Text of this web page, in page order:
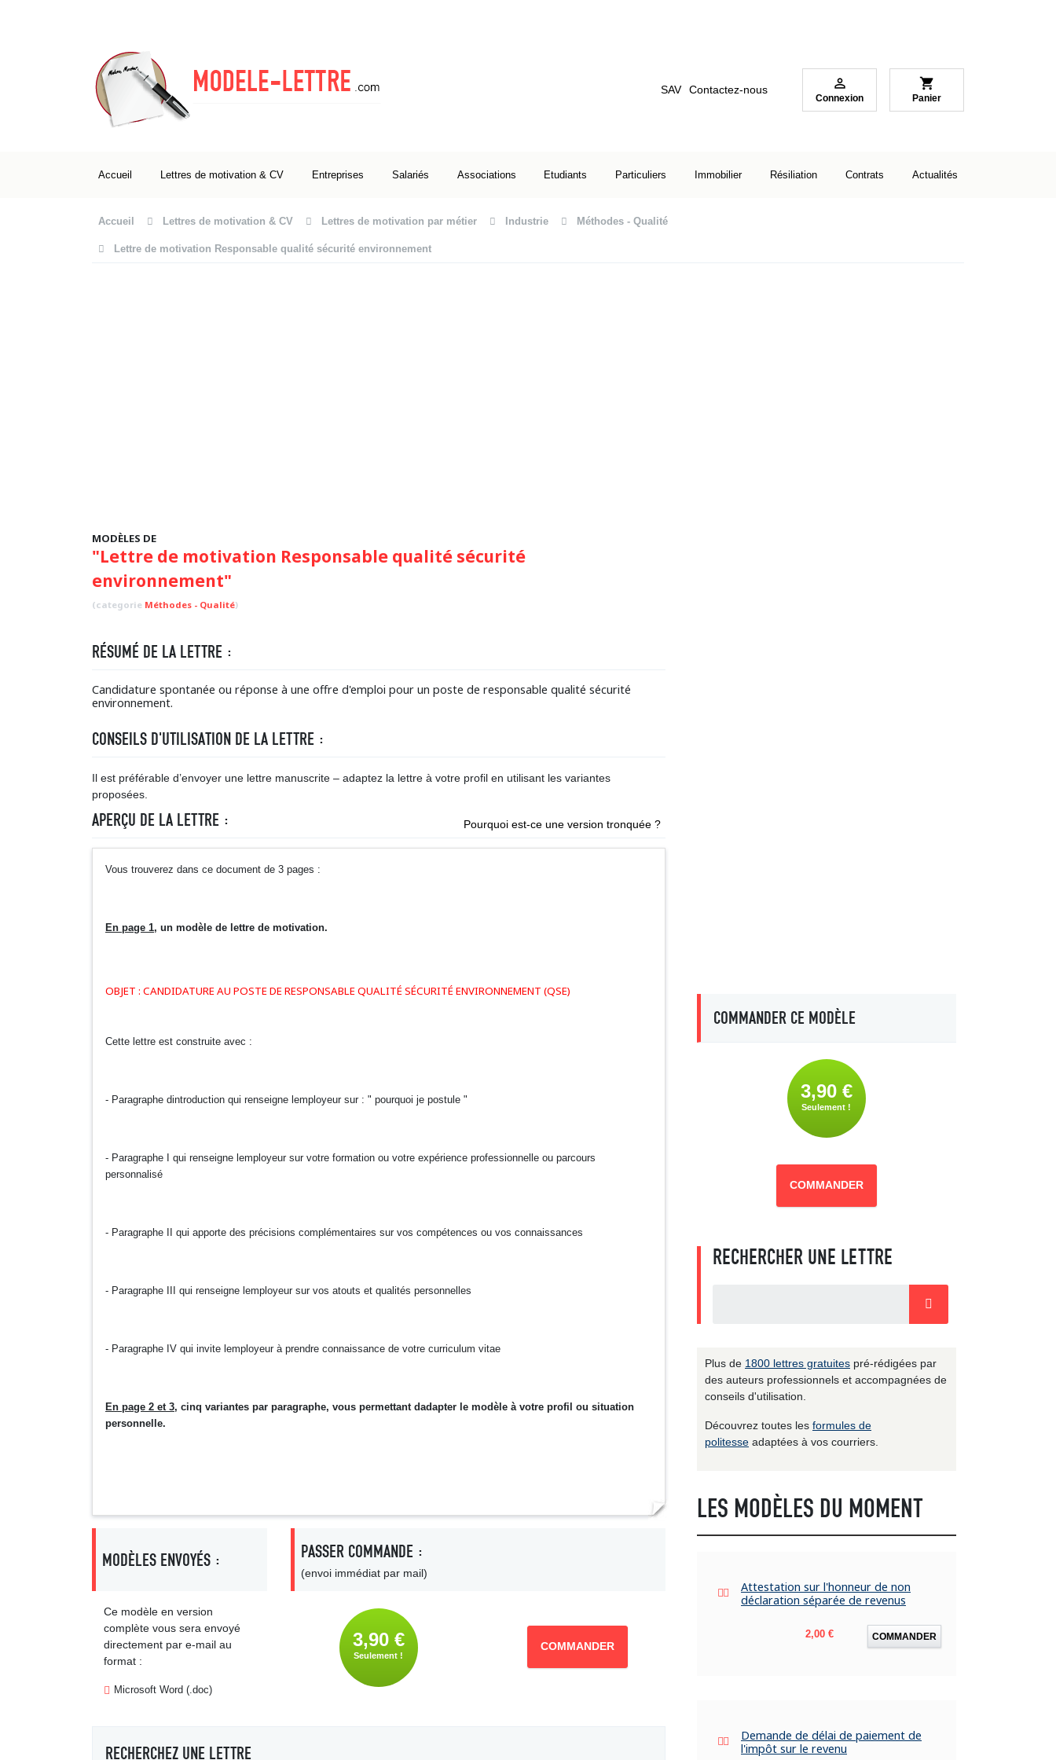
SAV Contactez-nous 
Connexion
shopping_cart
Panier
Accueil Lettres de motivation & CV Entreprises Salariés Associations Etudiants Particuliers Immobilier Résiliation Contrats Actualités
Accueil Lettres de motivation & CV Lettres de motivation par métier Industrie Méthodes - Qualité
Lettre de motivation Responsable qualité sécurité environnement
MODÈLES DE
"Lettre de motivation Responsable qualité sécurité
environnement"
(categorie Méthodes - Qualité)
RÉSUMÉ DE LA LETTRE :
Candidature spontanée ou réponse à une offre d'emploi pour un poste de responsable qualité sécurité
environnement.
CONSEILS D'UTILISATION DE LA LETTRE :
Il est préférable d’envoyer une lettre manuscrite – adaptez la lettre à votre profil en utilisant les variantes
proposées.
APERÇU DE LA LETTRE : Pourquoi est-ce une version tronquée ?
Vous trouverez dans ce document de 3 pages :
En page 1, un modèle de lettre de motivation.
OBJET : CANDIDATURE AU POSTE DE RESPONSABLE QUALITÉ SÉCURITÉ ENVIRONNEMENT (QSE)
Cette lettre est construite avec :
- Paragraphe dintroduction qui renseigne lemployeur sur : " pourquoi je postule "
- Paragraphe I qui renseigne lemployeur sur votre formation ou votre expérience professionnelle ou parcours
personnalisé
- Paragraphe II qui apporte des précisions complémentaires sur vos compétences ou vos connaissances
- Paragraphe III qui renseigne lemployeur sur vos atouts et qualités personnelles
- Paragraphe IV qui invite lemployeur à prendre connaissance de votre curriculum vitae
En page 2 et 3, cinq variantes par paragraphe, vous permettant dadapter le modèle à votre profil ou situation
personnelle.
MODÈLES ENVOYÉS :
Ce modèle en version
complète vous sera envoyé
directement par e-mail au
format :
Microsoft Word (.doc)
PASSER COMMANDE :
(envoi immédiat par mail)
3,90 €
Seulement !
COMMANDER
RECHERCHEZ UNE LETTRE
COMMANDER CE MODÈLE
3,90 €
Seulement !
COMMANDER
RECHERCHER UNE LETTRE
Plus de 1800 lettres gratuites pré-rédigées par
des auteurs professionnels et accompagnées de
conseils d'utilisation.
Découvrez toutes les formules de
politesse adaptées à vos courriers.
LES MODÈLES DU MOMENT
Attestation sur l'honneur de non
déclaration séparée de revenus
Prix
2,00 € COMMANDER
Demande de délai de paiement de
l'impôt sur le revenu